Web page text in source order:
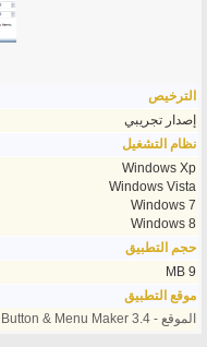
الترخيص
إصدار تجريبي
نظام التشغيل
Windows Xp
Windows Vista
Windows 7
Windows 8
حجم التطبيق
9 MB
موقع التطبيق
الموقع - Easy Button & Menu Maker 3.4